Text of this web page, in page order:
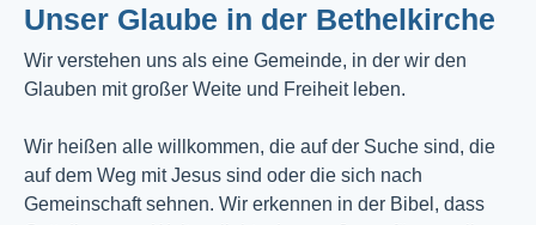
Unser Glaube in der Bethelkirche
Wir verstehen uns als eine Gemeinde, in der wir den
Glauben mit großer Weite und Freiheit leben.
Wir heißen alle willkommen, die auf der Suche sind, die
auf dem Weg mit Jesus sind oder die sich nach
Gemeinschaft sehnen. Wir erkennen in der Bibel, dass